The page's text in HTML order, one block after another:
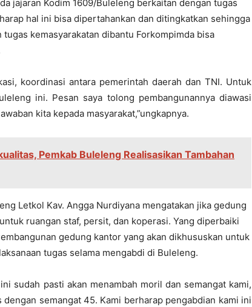
jajaran Kodim 1609/Buleleng berkaitan dengan tugas
hal ini bisa dipertahankan dan ditingkatkan sehingga
kemasyarakatan dibantu Forkompimda bisa
koordinasi antara pemerintah daerah dan TNI. Untuk
ini. Pesan saya tolong pembangunannya diawasi
kita kepada masyarakat,”ungkapnya.
Pemkab Buleleng Realisasikan Tambahan
Letkol Kav. Angga Nurdiyana mengatakan jika gedung
ruangan staf, persit, dan koperasi. Yang diperbaiki
gedung kantor yang akan dikhususkan untuk
tugas selama mengabdi di Buleleng.
sudah pasti akan menambah moril dan semangat kami,
semangat 45. Kami berharap pengabdian kami ini